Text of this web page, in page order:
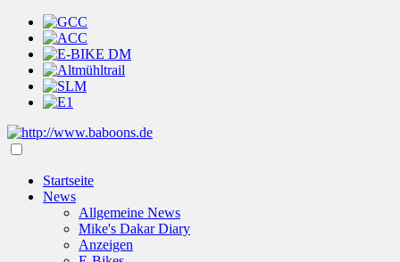
Startseite
News
Allgemeine News
Mike's Dakar Diary
Anzeigen